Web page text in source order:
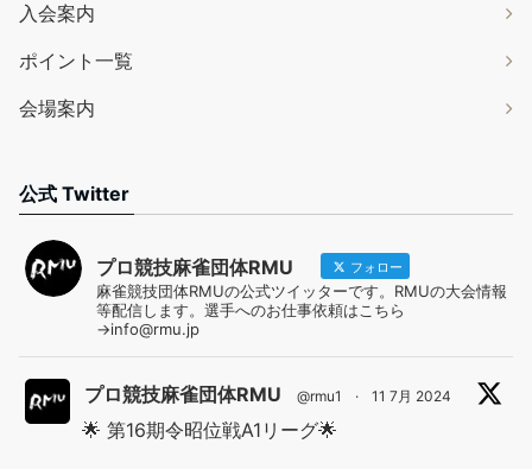
入会案内
ポイント一覧
会場案内
公式 Twitter
プロ競技麻雀団体RMU フォロー
麻雀競技団体RMUの公式ツイッターです。RMUの大会情報
等配信します。選手へのお仕事依頼はこちら
→info@rmu.jp
プロ競技麻雀団体RMU @rmu1 · 11 7月 2024
🌟 第16期令昭位戦A1リーグ🌟